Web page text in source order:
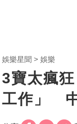
娛樂星聞 娛樂
3寶太瘋
工作」